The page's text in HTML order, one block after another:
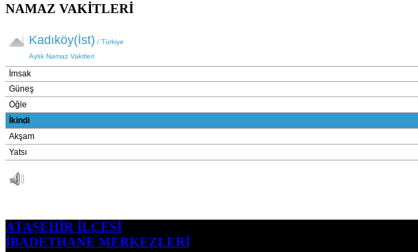
NAMAZ VAKİTLERİ
ATAŞEHİR İLÇESİ
İBADETHANE MERKEZLERİ